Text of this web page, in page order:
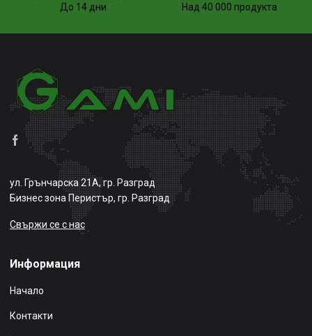
До 14 дни Над 40 000 продукта
ул. Грънчарска 21А, гр. Разград
Бизнес зона Перистър, гр. Разград
Свържи се с нас
Информация
Начало
Контакти